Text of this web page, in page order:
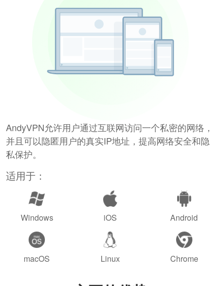
AndyVPN允许用户通过互联网访问一个私密的网络，
并且可以隐匿用户的真实IP地址，提高网络安全和隐
私保护。
适用于：
Windows iOS Android
macOS Linux Chrome